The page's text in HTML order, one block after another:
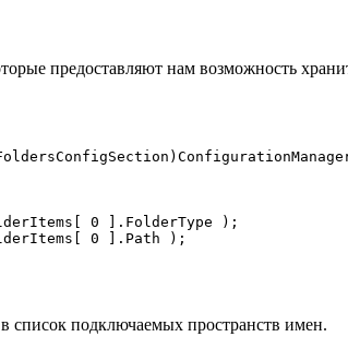
предоставляют нам возможность
0 ].FolderType );
0 ].Path );
список подключаемых пространств имен.